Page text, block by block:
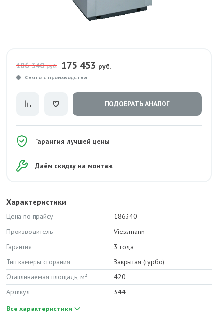
186 340руб. 175 453 руб.
Снято с производства
ПОДОБРАТЬ АНАЛОГ
Гарантия лучшей цены
Даём скидку на монтаж
Характеристики
Цена по прайсу
186340
Производитель
Viessmann
Гарантия
3 года
Тип камеры сгорания
Закрытая (турбо)
Отапливаемая площадь, м²
420
Артикул
344
Все характеристики